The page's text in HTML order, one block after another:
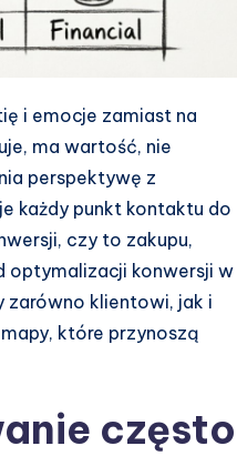
i emocje zamiast na
ma wartość, nie
perspektywę z
każdy punkt kontaktu do
czy to zakupu,
optymalizacji konwersji w
zarówno klientowi, jak i
które przynoszą
często